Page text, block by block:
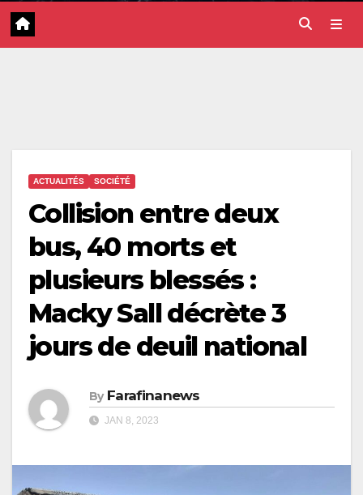
ACTUALITÉS SOCIÉTÉ
Collision entre deux
bus, 40 morts et
plusieurs blessés :
Macky Sall décrète 3
jours de deuil national
By Farafinanews
JAN 8, 2023